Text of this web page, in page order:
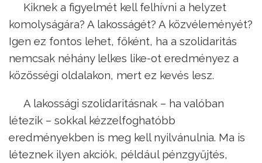
Kiknek a figyelmét kell felhívni a helyzet
komolyságára? A lakosságét? A közvéleményét?
Igen ez fontos lehet, főként, ha a szolidaritás
nemcsak néhány lelkes like-ot eredményez a
közösségi oldalakon, mert ez kevés lesz.
A lakossági szolidaritásnak – ha valóban
létezik – sokkal kézzelfoghatóbb
eredményekben is meg kell nyilvánulnia. Ma is
léteznek ilyen akciók, például pénzgyűjtés,